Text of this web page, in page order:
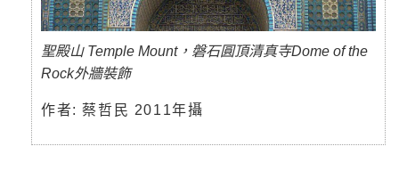
聖殿山 Temple Mount，磐石圓頂清真寺Dome of the
Rock外牆裝飾
作者: 蔡哲民 2011年攝